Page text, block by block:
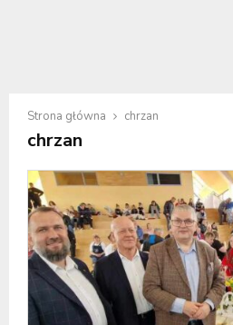
Strona główna chrzan
chrzan